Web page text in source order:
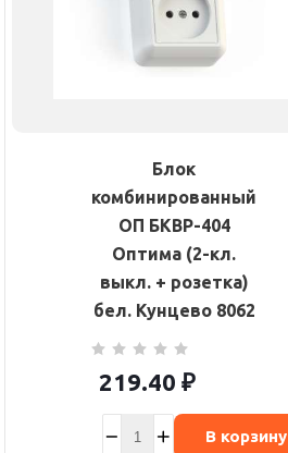
Блок
комбинированный
ОП БКВР-404
Оптима (2-кл.
выкл. + розетка)
бел. Кунцево 8062
219.40 ₽
В корзину